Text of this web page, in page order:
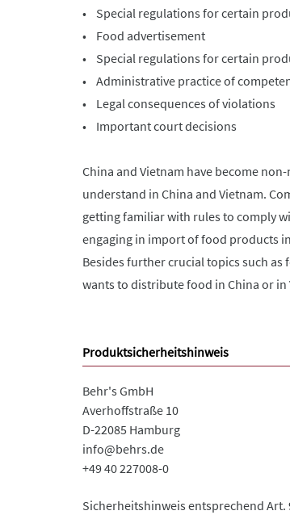
• Special regulations for certain
• Food advertisement
• Special regulations for certain
• Administrative practice of
• Legal consequences of violations
• Important court decisions
China and Vietnam have become
understand in China and Vietnam.
getting familiar with rules to comply
engaging in import of food products
Besides further crucial topics such
wants to distribute food in China or in
Produktsicherheitshinweis
Behr's GmbH
Averhoffstraße 10
D-22085 Hamburg
info@behrs.de
+49 40 227008-0
Sicherheitshinweis entsprechend Art.